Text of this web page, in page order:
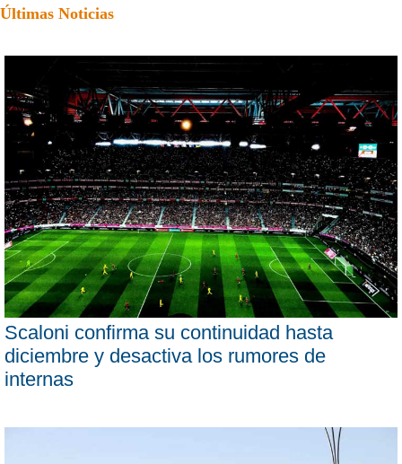
Últimas Noticias
Scaloni confirma su continuidad hasta
diciembre y desactiva los rumores de
internas